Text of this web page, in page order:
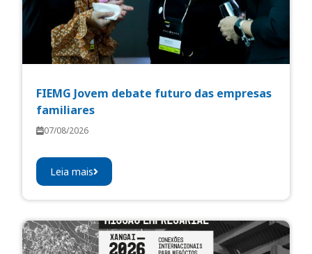
FIEMG Jovem debate futuro das empresas
familiares
07/08/2026
Leia mais